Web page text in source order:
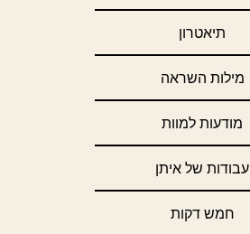
תיאטרון
מילות השראה
מודעות למוות
עבודות של איתן
חמש דקות